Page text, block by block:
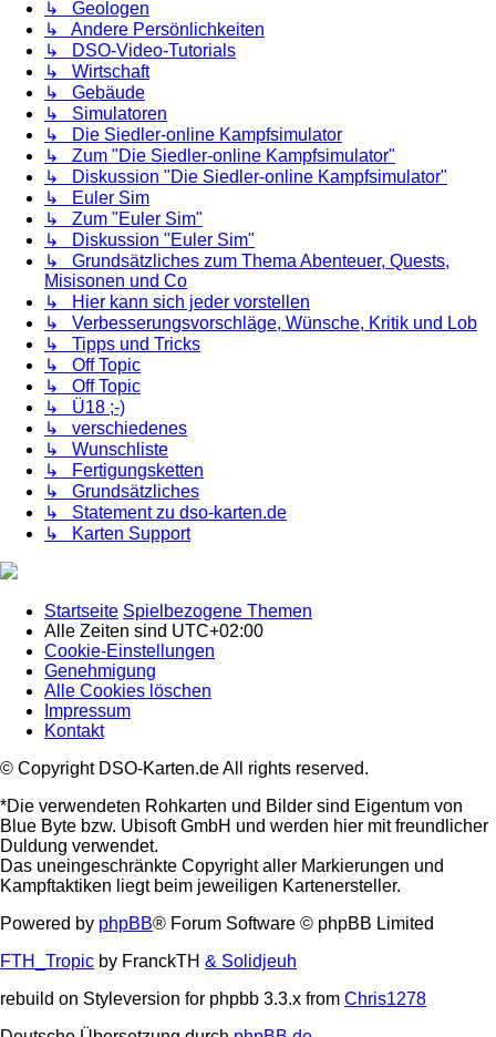
↳ Geologen
↳ Andere Persönlichkeiten
↳ DSO-Video-Tutorials
↳ Wirtschaft
↳ Gebäude
↳ Simulatoren
↳ Die Siedler-online Kampfsimulator
↳ Zum "Die Siedler-online Kampfsimulator"
↳ Diskussion "Die Siedler-online Kampfsimulator"
↳ Euler Sim
↳ Zum "Euler Sim"
↳ Diskussion "Euler Sim"
↳ Grundsätzliches zum Thema Abenteuer, Quests,
Misisonen und Co
↳ Hier kann sich jeder vorstellen
↳ Verbesserungsvorschläge, Wünsche, Kritik und Lob
↳ Tipps und Tricks
↳ Off Topic
↳ Off Topic
↳ Ü18 ;-)
↳ verschiedenes
↳ Wunschliste
↳ Fertigungsketten
↳ Grundsätzliches
↳ Statement zu dso-karten.de
↳ Karten Support
Startseite Spielbezogene Themen
Alle Zeiten sind UTC+02:00
Cookie-Einstellungen
Genehmigung
Alle Cookies löschen
Impressum
Kontakt
© Copyright DSO-Karten.de All rights reserved.
*Die verwendeten Rohkarten und Bilder sind Eigentum von
Blue Byte bzw. Ubisoft GmbH und werden hier mit freundlicher
Duldung verwendet.
Das uneingeschränkte Copyright aller Markierungen und
Kampftaktiken liegt beim jeweiligen Kartenersteller.
Powered by phpBB® Forum Software © phpBB Limited
FTH_Tropic by FranckTH & Solidjeuh
rebuild on Styleversion for phpbb 3.3.x from Chris1278